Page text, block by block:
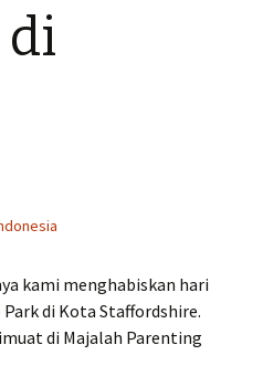
kami menghabiskan hari
di Kota Staffordshire.
di Majalah Parenting